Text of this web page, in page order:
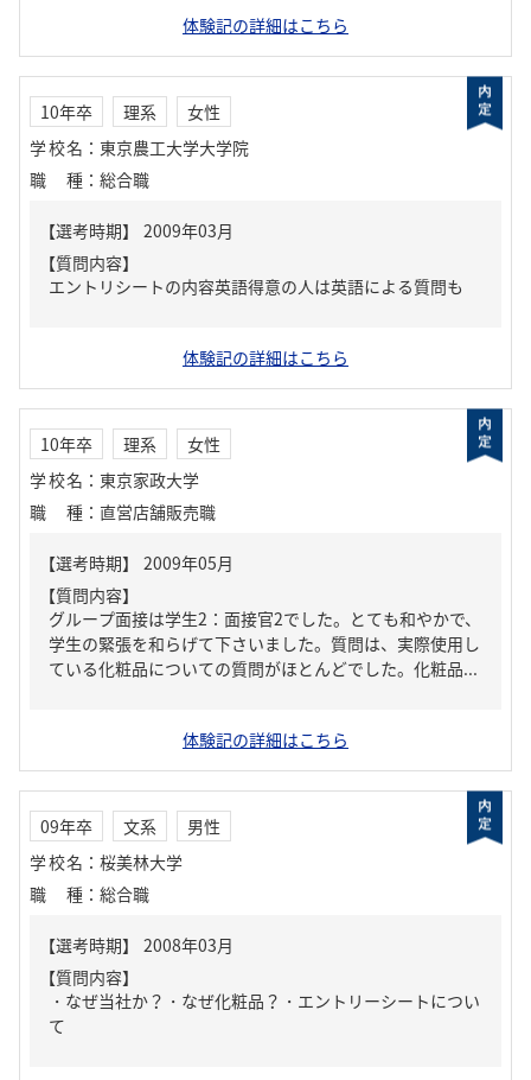
体験記の詳細はこちら
10年卒 理系
女性
学校名 ： 東京農工大学大学院
職種 ： 総合職
【質問内容】
エントリシートの内容英語得意の人は英語による質問も
体験記の詳細はこちら
10年卒 理系
女性
学校名 ： 東京家政大学
職種 ： 直営店舗販売職
【質問内容】
グループ面接は学生2：面接官2でした。とても和やかで、
学生の緊張を和らげて下さいました。質問は、実際使用し
ている化粧品についての質問がほとんどでした。化粧品...
体験記の詳細はこちら
09年卒 文系
男性
学校名 ： 桜美林大学
職種 ： 総合職
【質問内容】
・なぜ当社か？・なぜ化粧品？・エントリーシートについ
て